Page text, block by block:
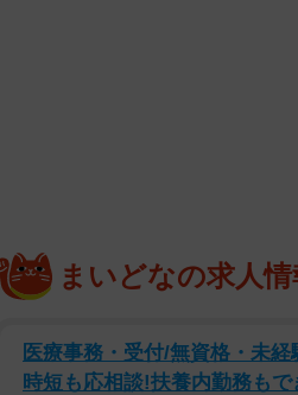
ラーメンが大好きなAさんは、ラ
がいとしていました。
まいどなの求人情
医療事務・受付/無資格・未
時短も応相談!扶養内勤務も